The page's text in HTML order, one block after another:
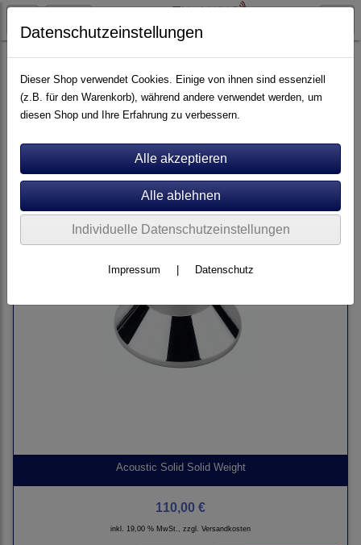
Plattenspieler Zubehör
Sortierung wählen
Acoustic Solid Solid Weight
110,00 €
inkl. 19,00 % MwSt., zzgl. Versandkosten
Datenschutzeinstellungen
Dieser Shop verwendet Cookies. Einige von ihnen sind essenziell
(z.B. für den Warenkorb), während andere verwendet werden, um
diesen Shop und Ihre Erfahrung zu verbessern.
Individuelle Datenschutzeinstellungen
Impressum Datenschutz